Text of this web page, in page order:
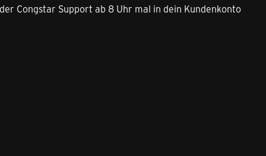
Congstar Support ab 8 Uhr mal in dein Kundenkonto